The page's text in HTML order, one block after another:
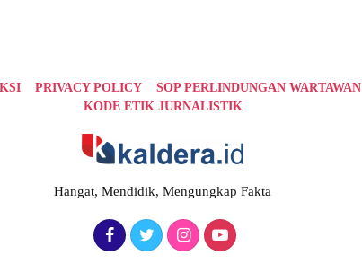
PRIVACY POLICY
SOP PERLINDUNGAN WARTAWAN
KODE ETIK JURNALISTIK
Hangat, Mendidik, Mengungkap Fakta